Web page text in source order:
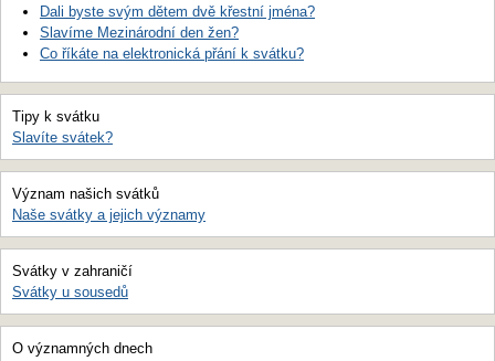
Dali byste svým dětem dvě křestní jména?
Slavíme Mezinárodní den žen?
Co říkáte na elektronická přání k svátku?
Tipy k svátku
Slavíte svátek?
Význam našich svátků
Naše svátky a jejich významy
Svátky v zahraničí
Svátky u sousedů
O významných dnech